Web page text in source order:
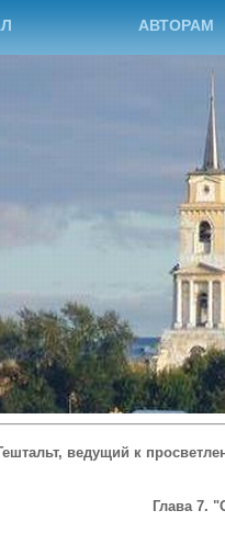
АВТОРАМ
ведущий к
Глава 7.